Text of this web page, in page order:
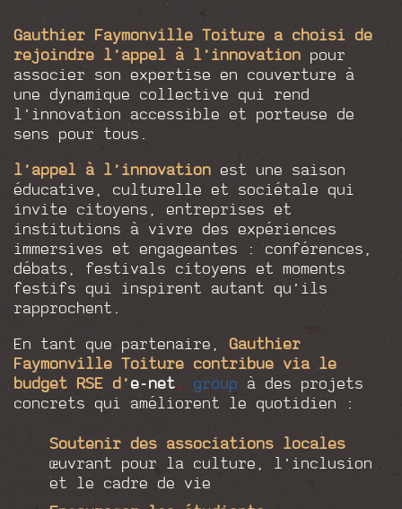
Gauthier Faymonville Toiture a choisi de
rejoindre l’appel à l’innovation pour
associer son expertise en couverture à
une dynamique collective qui rend
l’innovation accessible et porteuse de
sens pour tous.
l’appel à l’innovation est une saison
éducative, culturelle et sociétale qui
invite citoyens, entreprises et
institutions à vivre des expériences
immersives et engageantes : conférences,
débats, festivals citoyens et moments
festifs qui inspirent autant qu’ils
rapprochent.
En tant que partenaire, Gauthier
Faymonville Toiture contribue via le
budget RSE d’e-net. group à des projets
concrets qui améliorent le quotidien :
Soutenir des associations locales
œuvrant pour la culture, l’inclusion
et le cadre de vie